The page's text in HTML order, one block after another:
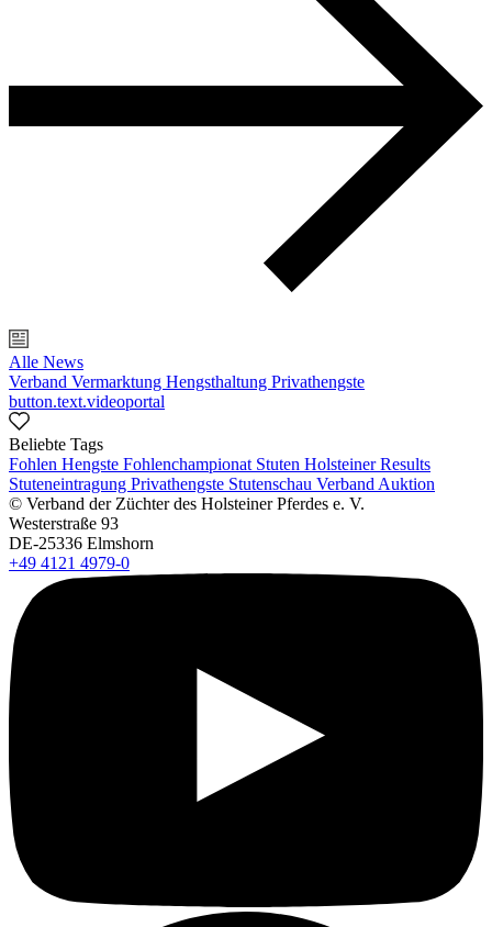
Alle News
Verband Vermarktung Hengsthaltung Privathengste
button.text.videoportal
Beliebte Tags
Fohlen Hengste Fohlenchampionat Stuten Holsteiner Results
Stuteneintragung Privathengste Stutenschau VerbandAuktion
© Verband der Züchter des Holsteiner Pferdes e. V.
Westerstraße 93
DE-25336 Elmshorn
+49 4121 4979-0